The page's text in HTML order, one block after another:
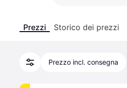
Prezzi Storico dei prezzi
Prezzo incl. consegna